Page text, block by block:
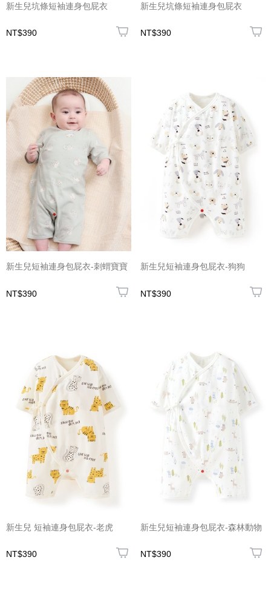
新生兒坑條短袖連身包屁衣
NT$390
新生兒坑條短袖連身包屁衣
NT$390
新生兒短袖連身包屁衣-刺蝟寶寶
NT$390
新生兒短袖連身包屁衣-狗狗
NT$390
新生兒 短袖連身包屁衣-老虎
NT$390
新生兒短袖連身包屁衣-森林動物
NT$390